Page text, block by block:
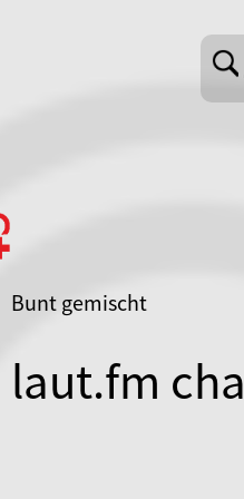
Bunt gemischt
laut.fm